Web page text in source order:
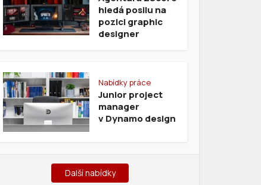
hledá posilu na
pozici graphic
designer
Nabídky práce
Junior project
manager
v Dynamo design
Další nabídky